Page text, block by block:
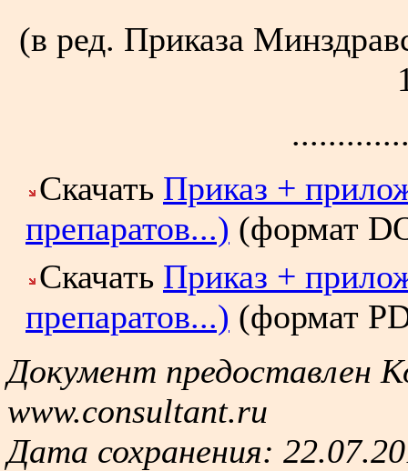
(в ред. Приказа
Скачать Приказ +
препаратов...) (формат
Скачать Приказ +
препаратов...) (формат
Документ предоставлен
www.consultant.ru
Дата сохранения: